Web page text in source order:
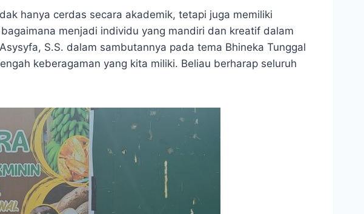
hanya cerdas secara akademik, tetapi juga memiliki
menjadi individu yang mandiri dan kreatif dalam
S.S. dalam sambutannya pada tema Bhineka Tunggal
keberagaman yang kita miliki. Beliau berharap seluruh